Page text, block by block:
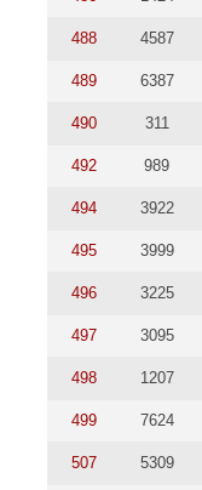
488 4587
489 6387
490 311
492 989
494 3922
495 3999
496 3225
497 3095
498 1207
499 7624
507 5309